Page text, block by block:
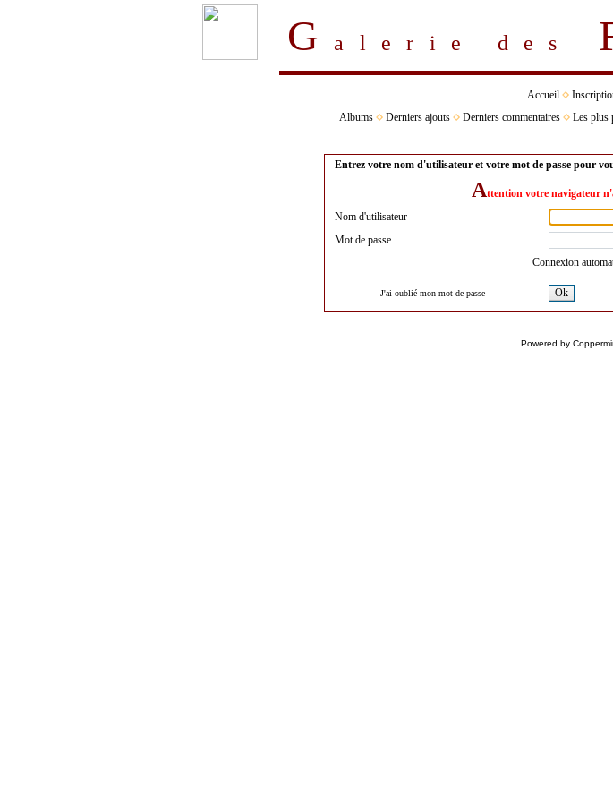
Galerie des
Accueil
Albums
Derniers ajouts Derniers commentaires Les plus
Entrez votre nom d'utilisateur et votre mot de passe pour
Attention votre navigateur
Nom d'utilisateur
Mot de passe
Connexion
J'ai oublié mon mot de passe Ok
Powered by